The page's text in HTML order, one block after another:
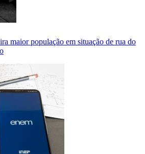
maior população em situação de rua do